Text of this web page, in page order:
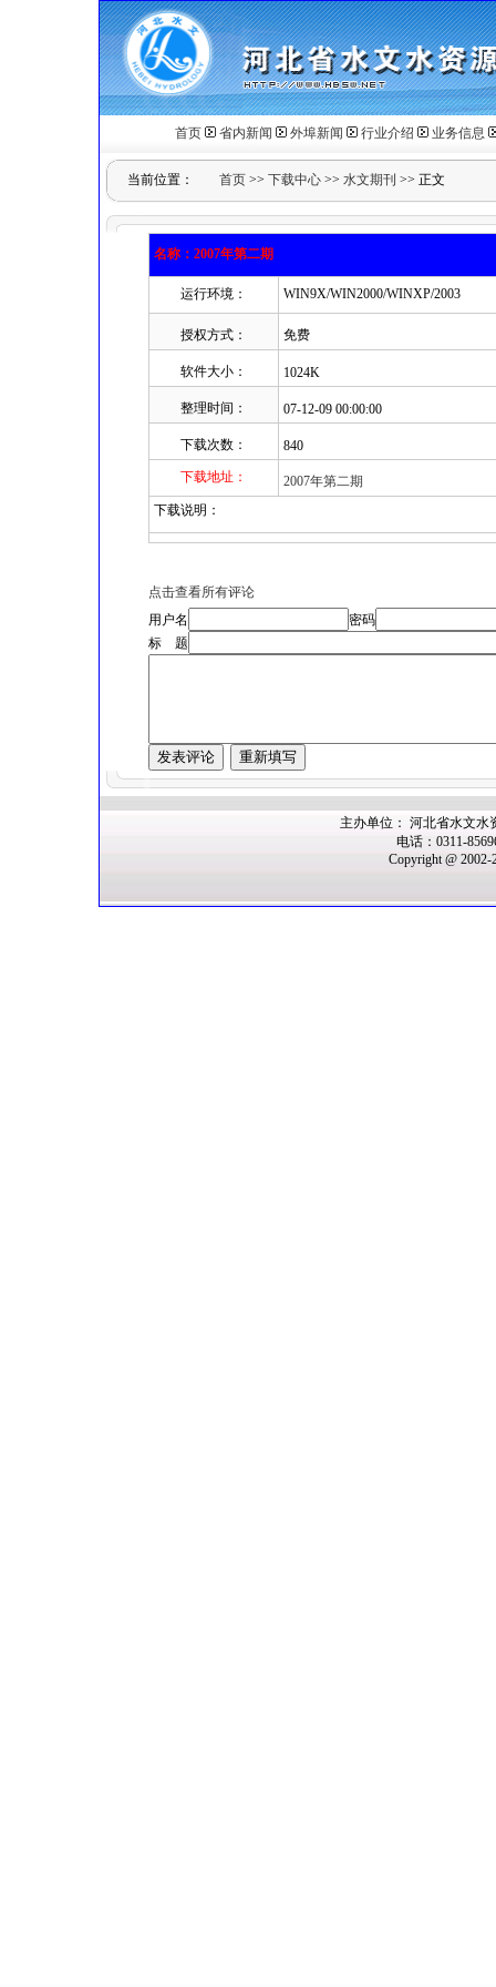
首页 省内新闻 外埠新闻 行业介绍 业务信息
当前位置： 首页 >> 下载中心 >> 水文期刊 >> 正文
名称：2007年第二期
运行环境： WIN9X/WIN2000/WINXP/2003
授权方式： 免费
软件大小： 1024K
整理时间： 07-12-09 00:00:00
下载次数：
840
下载地址：
2007年第二期
下载说明：
点击查看所有评论
用户名
密码
标 题
主办单位： 河北省水文水
电话：0311-
Copyright @ 2002-